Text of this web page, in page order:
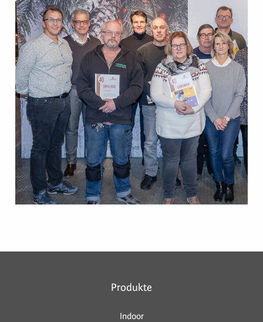
Produkte
Indoor